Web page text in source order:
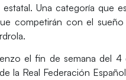
Una categoría que
competirán con el
el fin de semana del 4
de la Real Federación